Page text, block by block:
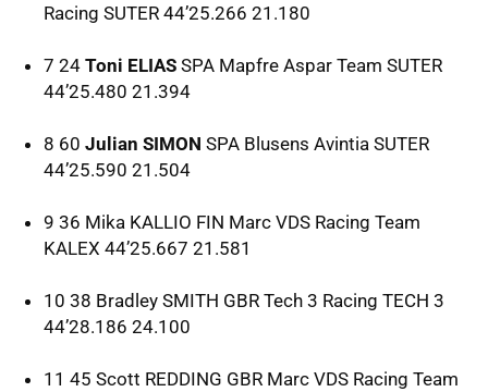
Racing SUTER 44’25.266 21.180
7 24 Toni ELIAS SPA Mapfre Aspar Team SUTER
44’25.480 21.394
8 60 Julian SIMON SPA Blusens Avintia SUTER
44’25.590 21.504
9 36 Mika KALLIO FIN Marc VDS Racing Team
KALEX 44’25.667 21.581
10 38 Bradley SMITH GBR Tech 3 Racing TECH 3
44’28.186 24.100
11 45 Scott REDDING GBR Marc VDS Racing Team